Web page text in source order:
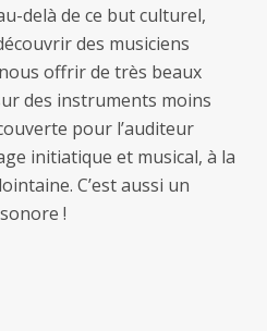
delà de ce but culturel,
des musiciens
offrir de très beaux
des instruments moins
pour l’auditeur
initiatique et musical, à la
C’est aussi un
!